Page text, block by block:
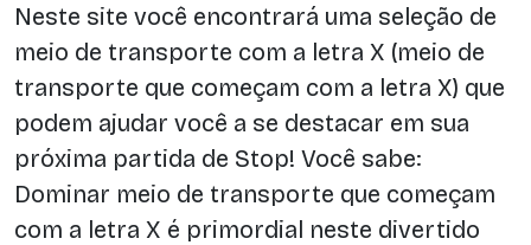
Neste site você encontrará uma seleção de
meio de transporte com a letra X (meio de
transporte que começam com a letra X) que
podem ajudar você a se destacar em sua
próxima partida de Stop! Você sabe:
Dominar meio de transporte que começam
com a letra X é primordial neste divertido